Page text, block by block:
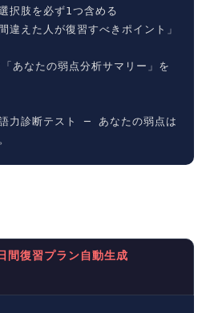
択肢を必ず1つ含める
違えた人が復習すべきポイント」
あなたの弱点分析サマリー」を
力診断テスト ─ あなたの弱点は
間復習プラン自動生成